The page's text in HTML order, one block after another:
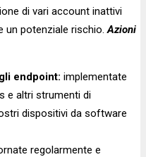
di vari account inattivi
un potenziale rischio.Azioni
endpoint: implementate
e altri strumenti di
dispositivi da software
regolarmente e